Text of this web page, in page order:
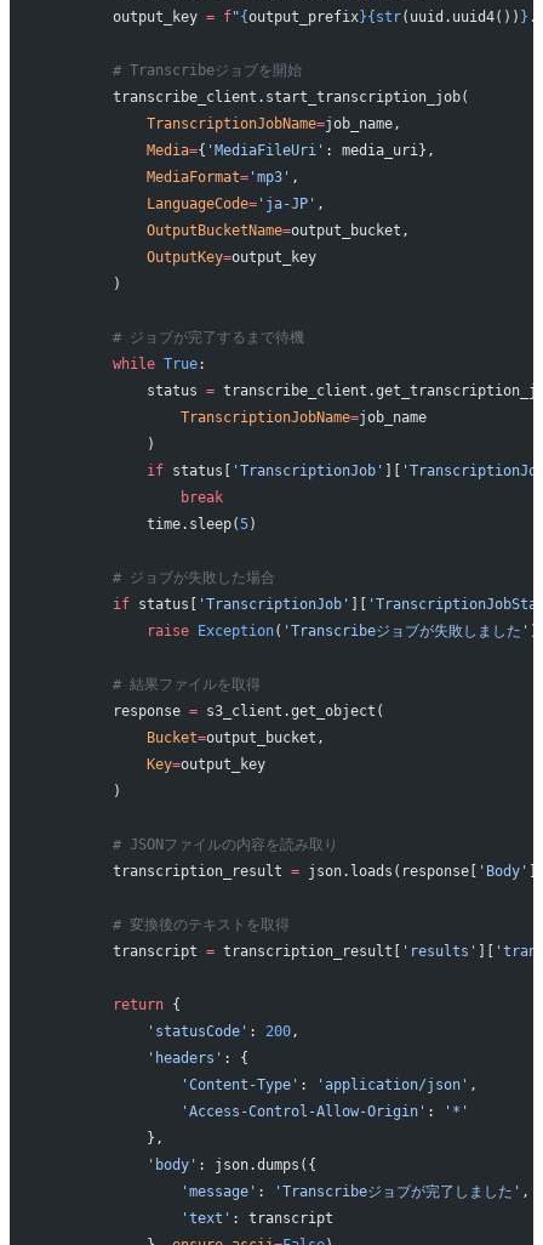
        output_key
= f"{output_prefix}{str(uuid.uuid4()) }
        # Transcribeジョブを開始
        transcribe_client.start_transcription_job(
            TranscriptionJobName
=job_name,
            Media
={ 'MediaFileUri' : media_uri},
            MediaFormat
='mp3' ,
            LanguageCode
='ja-JP' ,
            OutputBucketName
=output_bucket,
            OutputKey
=output_key
        )
        # ジョブが完了するまで待機
        while
True:
            status
=
                TranscriptionJobName
=job_name
            )
            if
status[ 'TranscriptionJob'
                break
            time.sleep(
5)
        # ジョブが失敗した場合
        if
status[ 'TranscriptionJob'
            raise
Exception( 'Transcribeジョブが失敗しました' )
        # 結果ファイルを取得
        response
= s3_client.get_object(
            Bucket
=output_bucket,
            Key
=output_key
        )
        # JSONファイルの内容を読み取り
        transcription_result
= json.loads(response[ 'Body'
        # 変換後のテキストを取得
        transcript
= transcription_result[ 'results'
        return
{
            'statusCode'
: 200,
            'headers'
: {
                'Content-Type'
: 'application/json' ,
                'Access-Control-Allow-Origin'
:
'*'
            },
            'body'
: json.dumps({
                'message'
: 'Transcribeジョブが完了しました' ,
                'text'
: transcript